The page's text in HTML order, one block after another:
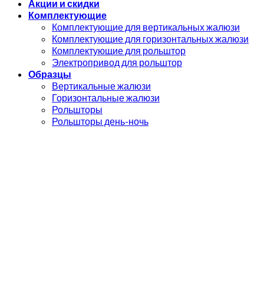
Акции и скидки
Комплектующие
Комплектующие для вертикальных жалюзи
Комплектующие для горизонтальных жалюзи
Комплектующие для рольштор
Электропривод для рольштор
Образцы
Вертикальные жалюзи
Горизонтальные жалюзи
Рольшторы
Рольшторы день-ночь